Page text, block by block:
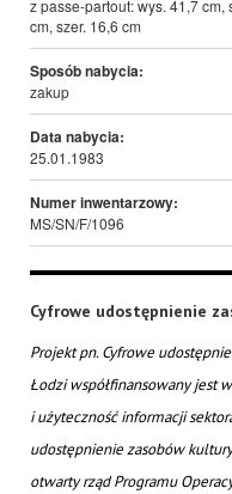
z passe-partout: wys. 41,7 cm,
cm, szer. 16,6 cm
Sposób nabycia:
zakup
Data nabycia:
25.01.1983
Numer inwentarzowy:
MS/SN/F/1096
Cyfrowe udostępnienie
Projekt pn. Cyfrowe
Łodzi współfinansowany jest
i użyteczność informacji
udostępnienie zasobów
otwarty rząd Programu